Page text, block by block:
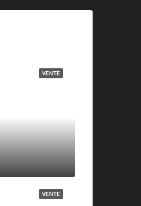
VENTE
VENTE